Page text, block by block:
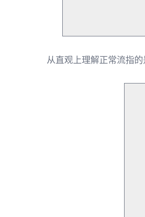
从直观上理解正常流指